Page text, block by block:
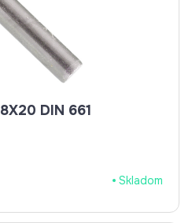
NIT HLINÍKOVÝ ZH 8X20 DIN 661
Skladom